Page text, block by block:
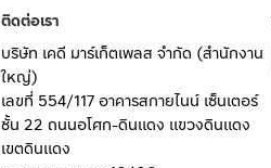
ติดต่อเรา
บริษัท เคดี มาร์เก็ตเพลส จำกัด (สำนักงาน
ใหญ่)
เลขที่ 554/117 อาคารสกายไนน์ เซ็นเตอร์
ชั้น 22 ถนนอโศก-ดินแดง แขวงดินแดง
เขตดินแดง